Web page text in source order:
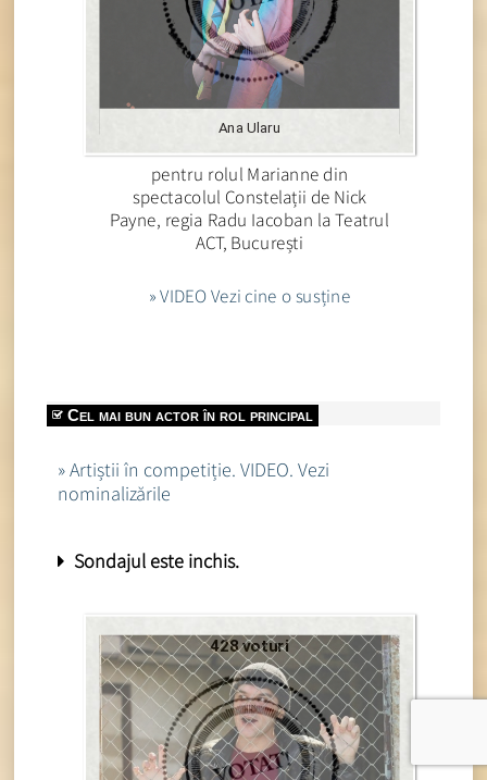
Ana Ularu
pentru rolul Marianne din
spectacolul Constelații de Nick
Payne, regia Radu Iacoban la Teatrul
ACT, București
» VIDEO Vezi cine o susține
Cel mai bun actor în rol principal
» Artiștii în competiție. VIDEO. Vezi
nominalizările
Sondajul este inchis.
428 voturi